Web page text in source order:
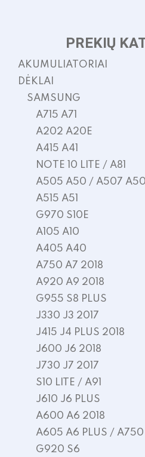
PREKIŲ
AKUMULIATORIAI
DĖKLAI
SAMSUNG
A715 A71
A202 A20E
A415 A41
NOTE 10 LITE / A81
A505 A50 / A507
A515 A51
G970 S10E
A105 A10
A405 A40
A750 A7 2018
A920 A9 2018
G955 S8 PLUS
J330 J3 2017
J415 J4 PLUS 2018
J600 J6 2018
J730 J7 2017
S10 LITE / A91
J610 J6 PLUS
A600 A6 2018
A605 A6 PLUS / A750
G920 S6